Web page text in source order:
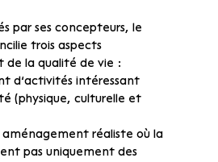
par ses concepteurs, le
trois aspects
la qualité de vie :
d’activités intéressant
(physique, culturelle et
réaliste où la
pas uniquement des